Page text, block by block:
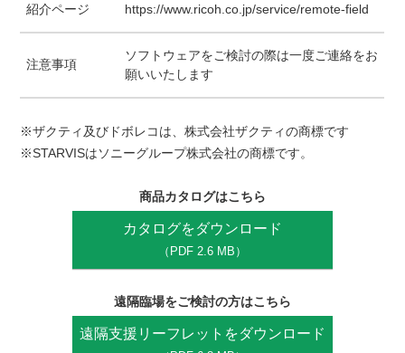
紹介ページ https://www.ricoh.co.jp/service/remote-field
注意事項
ソフトウェアをご検討の際は一度ご連絡をお
願いいたします
※ザクティ及びドボレコは、株式会社ザクティの商標です
※STARVISはソニーグループ株式会社の商標です。
商品カタログはこちら
カタログをダウンロード
（PDF 2.6 MB）
遠隔臨場をご検討の方はこちら
遠隔支援リーフレットをダウンロード